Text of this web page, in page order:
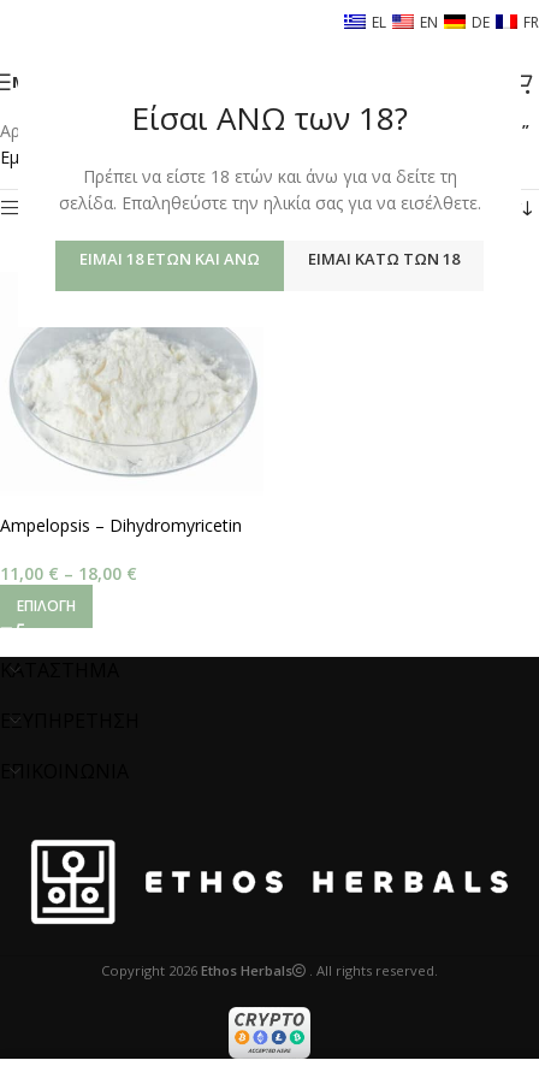
Είσαι ΑΝΩ των 18?
Πρέπει να είστε 18 ετών και άνω για να δείτε τη
σελίδα. Επαληθεύστε την ηλικία σας για να εισέλθετε.
ΕΊΜΑΙ 18 ΕΤΏΝ ΚΑΙ ΆΝΩ ΕΊΜΑΙ ΚΆΤΩ ΤΩΝ 18
EL EN DE FR
ΜΕΝΟΎ
Αρχική σελίδα Shop/Προϊόντα με ετικέτα “DIHYDROMYRICETIN”
Εμφάνιση του μοναδικού αποτελέσματος
Φίλτρα
Ampelopsis – Dihydromyricetin
11,00 € – 18,00 €
ΕΠΙΛΟΓΉ
ΚΑΤΑΣΤΗΜΑ
ΕΞΥΠΗΡΕΤΗΣΗ
ΕΠΙΚΟΙΝΩΝΙΑ
Copyright 2026 Ethos Herbals . All rights reserved.